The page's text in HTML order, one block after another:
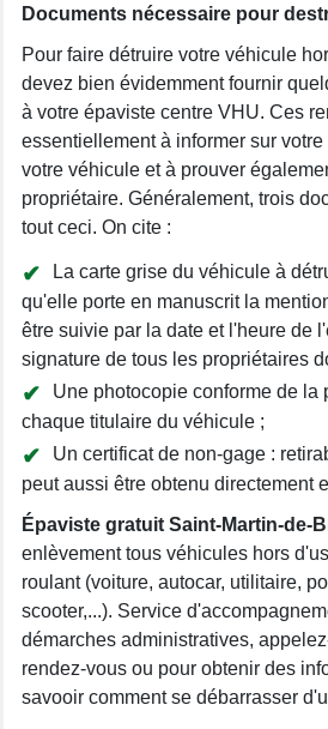
Documents nécessaire pour
Pour faire détruire votre véhicule
devez bien évidemment fournir
à votre épaviste centre VHU. Ces
essentiellement à informer sur
votre véhicule et à prouver
propriétaire. Généralement, trois
tout ceci. On cite :
La carte grise du véhicule à
qu'elle porte en manuscrit la
être suivie par la date et l'heure de
signature de tous les propriétaires
Une photocopie conforme de la
chaque titulaire du véhicule ;
Un certificat de non-gage :
peut aussi être obtenu directement
Épaviste gratuit Saint-Martin-de-
enlèvement tous véhicules hors
roulant (voiture, autocar, utilitaire,
scooter,...). Service
démarches administratives,
rendez-vous ou pour obtenir des
savooir comment se débarrasser